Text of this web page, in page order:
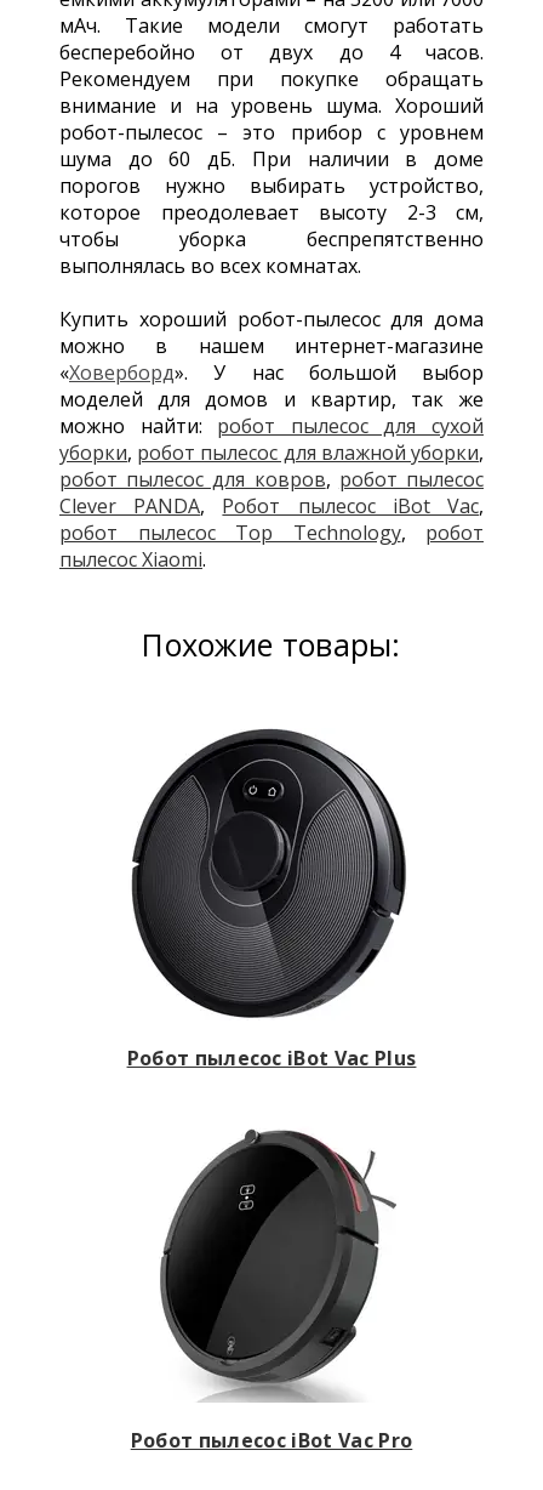
мАч. Такие модели смогут работать
бесперебойно от двух до 4 часов.
Рекомендуем при покупке обращать
внимание и на уровень шума. Хороший
робот-пылесос – это прибор с уровнем
шума до 60 дБ. При наличии в доме
порогов нужно выбирать устройство,
которое преодолевает высоту 2-3 см,
чтобы уборка беспрепятственно
выполнялась во всех комнатах.
Купить хороший робот-пылесос для дома
можно в нашем интернет-магазине
«Ховерборд». У нас большой выбор
моделей для домов и квартир, так же
можно найти: робот пылесос для сухой
уборки, робот пылесос для влажной уборки,
робот пылесос для ковров, робот пылесос
Сlever PANDA, Робот пылесос iBot Vac,
робот пылесос Top Technology, робот
пылесос Xiaomi.
Похожие товары:
Робот пылесос iBot Vac Plus
Робот пылесос iBot Vac Pro